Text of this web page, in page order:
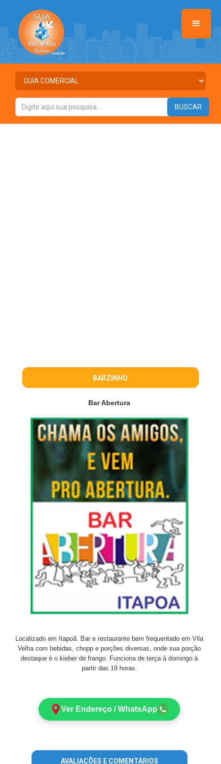
BARZINHO
Bar Abertura
Localizado em Itapoã. Bar e restaurante bem frequentado em Vila
Velha com bebidas, chopp e porções diversas, onde sua porção
destaque é o kieber de frango. Funciona de terça à domingo à
partir das 19 horas.
Ver Endereço / WhatsApp
AVALIAÇÕES E COMENTÁRIOS